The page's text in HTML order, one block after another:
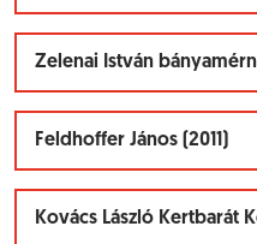
Zelenai István
Feldhoffer János (2011)
Kovács László Kertbarát